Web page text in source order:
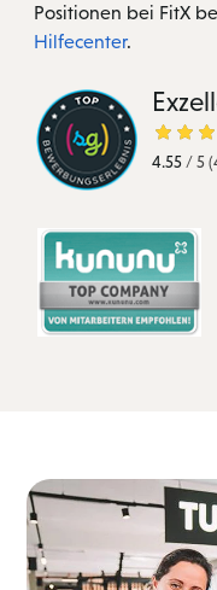
Positionen bei FitX
Hilfecenter.
4.55/5